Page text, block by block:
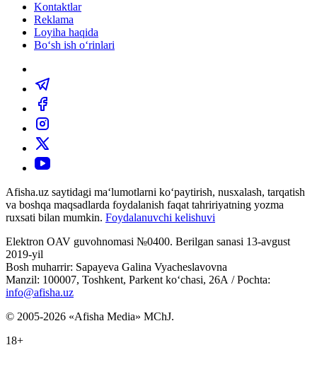
Kontaktlar
Reklama
Loyiha haqida
Bo‘sh ish o‘rinlari
Afisha.uz saytidagi ma‘lumotlarni ko‘paytirish, nusxalash, tarqatish
va boshqa maqsadlarda foydalanish faqat tahririyatning yozma
ruxsati bilan mumkin. Foydalanuvchi kelishuvi
Elektron OAV guvohnomasi №0400. Berilgan sanasi 13-avgust
2019-yil
Bosh muharrir: Sapayeva Galina Vyacheslavovna
Manzil: 100007, Toshkent, Parkent ko‘chasi, 26А / Pochta:
info@afisha.uz
© 2005-2026 «Afisha Media» MChJ.
18+